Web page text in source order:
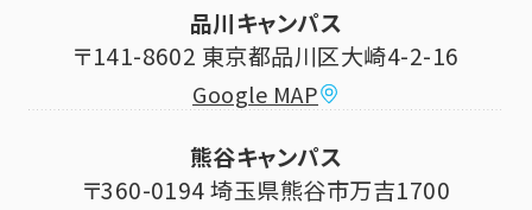
シラバス (講義案内)
学費納付金・奨学金
大学祭
研究推進・社会貢献センター
品川キャンパス
〒141-8602 東京都品川区大崎4-2-16
Google MAP
熊谷キャンパス
〒360-0194 埼玉県熊谷市万吉1700